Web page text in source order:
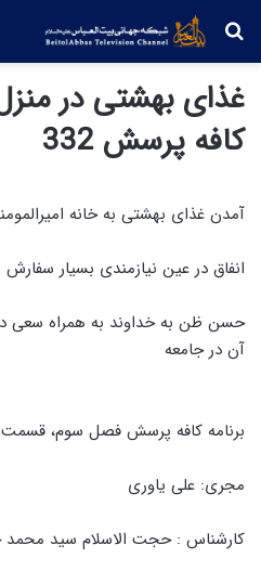
جستجو
غذای بهشتی در منزل
کافه پرسش 332
آمدن غذای بهشتی به خانه
انفاق در عین نیازمندی بسیار
حسن ظن به خداوند به همراه سعی در
آن در جامعه
برنامه کافه پرسش فصل سوم، قسمت
مجری: علی یاوری
کارشناس : حجت الاسلام سید